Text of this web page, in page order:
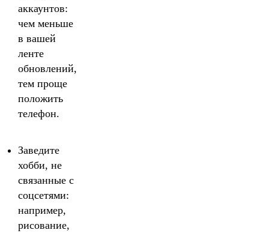
аккаунтов:
чем меньше
в вашей
ленте
обновлений,
тем проще
положить
телефон.
Заведите
хобби, не
связанные с
соцсетями:
например,
рисование,